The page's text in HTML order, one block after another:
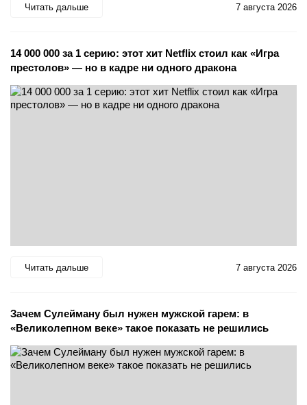
Читать дальше 7 августа 2026
14 000 000 за 1 серию: этот хит Netflix стоил как «Игра
престолов» — но в кадре ни одного дракона
Читать дальше 7 августа 2026
Зачем Сулейману был нужен мужской гарем: в
«Великолепном веке» такое показать не решились